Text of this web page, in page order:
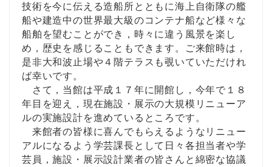
技術を今に伝える造船所とともに海上自衛隊の艦
船や建造中の世界最大級のコンテナ船など様々な
船舶を望むことができ，時々に違う風景を楽し
め，歴史を感じることもできます。ご来館時は，
是非大和波止場や４階テラスも覗いていただけれ
ば幸いです。
さて，当館は平成１７年に開館し，今年で１８
年目を迎え，現在施設・展示の大規模リニューア
ルの実施設計を進めているところです。
来館者の皆様に喜んでもらえるようなリニュー
アルになるよう学芸課長として日々各担当者や学
芸員，施設・展示設計業者の皆さんと綿密な協議